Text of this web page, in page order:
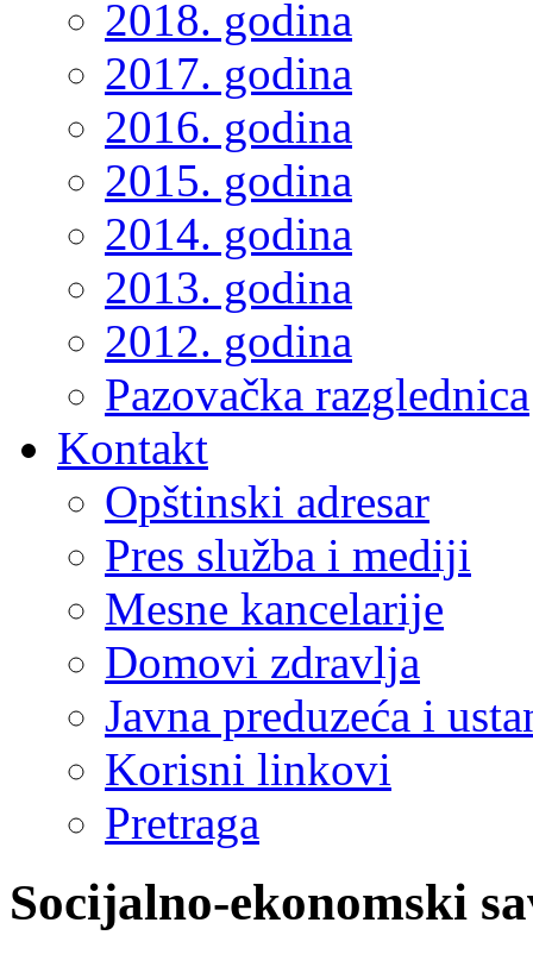
2018. godina
2017. godina
2016. godina
2015. godina
2014. godina
2013. godina
2012. godina
Pazovačka razglednica
Kontakt
Opštinski adresar
Pres služba i mediji
Mesne kancelarije
Domovi zdravlja
Javna preduzeća i
Korisni linkovi
Pretraga
Socijalno-ekonomski